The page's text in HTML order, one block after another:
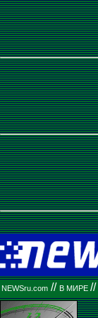
NEWSru.com // В МИРЕ //